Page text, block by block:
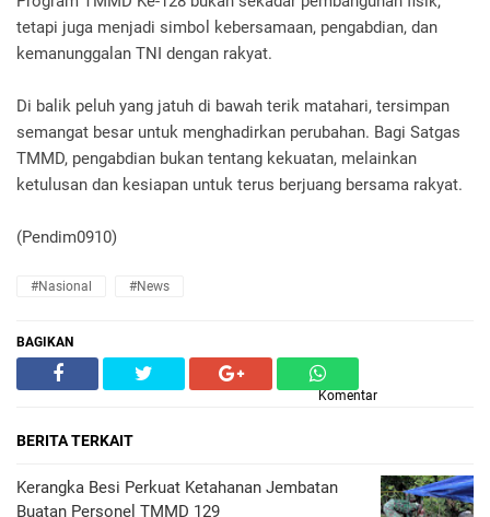
tetapi juga menjadi simbol kebersamaan, pengabdian, dan
kemanunggalan TNI dengan rakyat.
Di balik peluh yang jatuh di bawah terik matahari, tersimpan
semangat besar untuk menghadirkan perubahan. Bagi Satgas
TMMD, pengabdian bukan tentang kekuatan, melainkan
ketulusan dan kesiapan untuk terus berjuang bersama rakyat.
(Pendim0910)
#Nasional #News
BAGIKAN
Komentar
BERITA TERKAIT
Kerangka Besi Perkuat Ketahanan Jembatan
Buatan Personel TMMD 129